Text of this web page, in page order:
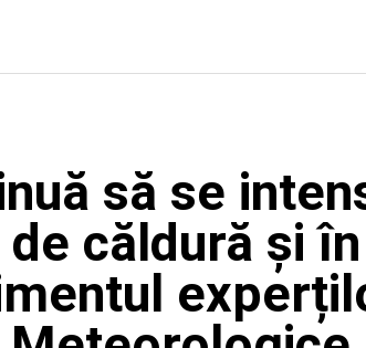
să se
căldură și